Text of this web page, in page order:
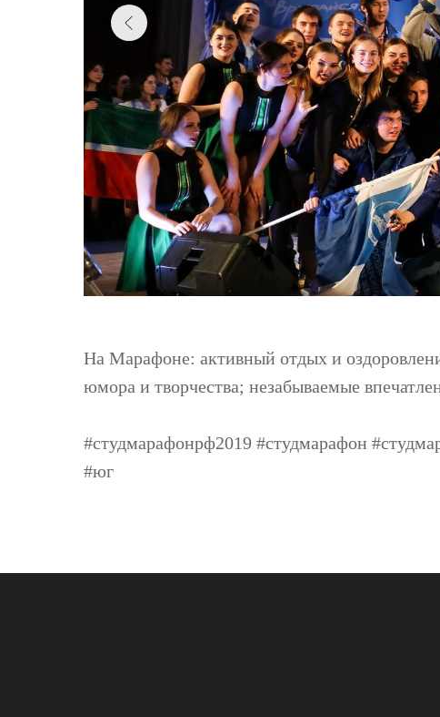
На Марафоне: активный отдых и
юмора и творчества; незабываемые
#студмарафонрф2019 #студмарафон
#юг